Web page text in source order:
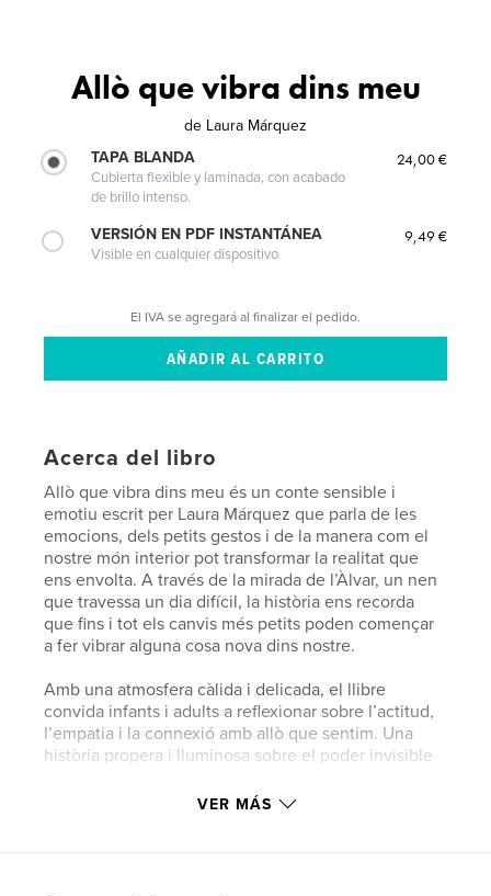
Allò que vibra dins meu
de Laura Márquez
TAPA BLANDA
Cubierta flexible y laminada, con acabado
de brillo intenso.
24,00 €
VERSIÓN EN PDF INSTANTÁNEA
Visible en cualquier dispositivo
9,49 €
El IVA se agregará al finalizar el pedido.
Acerca del libro
Allò que vibra dins meu és un conte sensible i
emotiu escrit per Laura Márquez que parla de les
emocions, dels petits gestos i de la manera com el
nostre món interior pot transformar la realitat que
ens envolta. A través de la mirada de l’Àlvar, un nen
que travessa un dia difícil, la història ens recorda
que fins i tot els canvis més petits poden començar
a fer vibrar alguna cosa nova dins nostre.
Amb una atmosfera càlida i delicada, el llibre
convida infants i adults a reflexionar sobre l’actitud,
l’empatia i la connexió amb allò que sentim. Una
història propera i lluminosa sobre el poder invisible
VER MÁS